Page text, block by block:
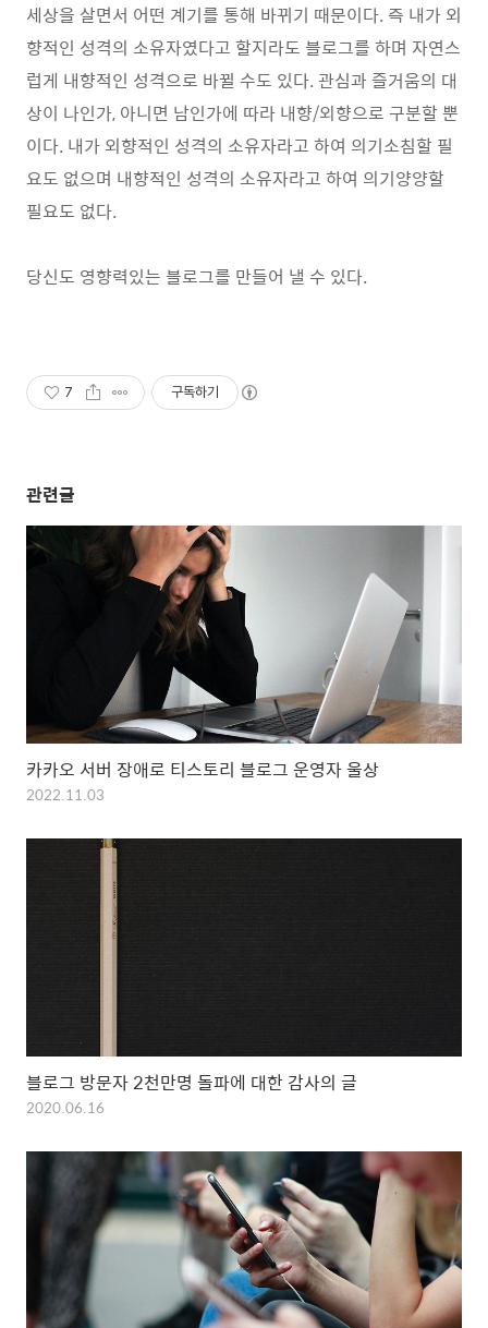
세상을 살면서 어떤 계기를 통해 바뀌기 때문이다. 즉 내가 외
향적인 성격의 소유자였다고 할지라도 블로그를 하며 자연스
럽게 내향적인 성격으로 바뀔 수도 있다. 관심과 즐거움의 대
상이 나인가, 아니면 남인가에 따라 내향/외향으로 구분할 뿐
이다. 내가 외향적인 성격의 소유자라고 하여 의기소침할 필
요도 없으며 내향적인 성격의 소유자라고 하여 의기양양할
필요도 없다.
당신도 영향력있는 블로그를 만들어 낼 수 있다.
7 구독하기
관련글
카카오 서버 장애로 티스토리 블로그 운영자 울상
2022.11.03
블로그 방문자 2천만명 돌파에 대한 감사의 글
2020.06.16